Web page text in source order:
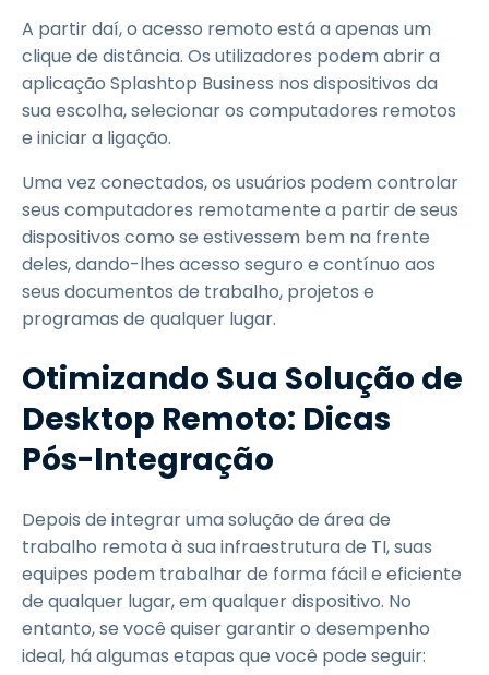
A partir daí, o acesso remoto está a apenas um
clique de distância. Os utilizadores podem abrir a
aplicação Splashtop Business nos dispositivos da
sua escolha, selecionar os computadores remotos
e iniciar a ligação.
Uma vez conectados, os usuários podem controlar
seus computadores remotamente a partir de seus
dispositivos como se estivessem bem na frente
deles, dando-lhes acesso seguro e contínuo aos
seus documentos de trabalho, projetos e
programas de qualquer lugar.
Otimizando Sua Solução de
Desktop Remoto: Dicas
Pós-Integração
Depois de integrar uma solução de área de
trabalho remota à sua infraestrutura de TI, suas
equipes podem trabalhar de forma fácil e eficiente
de qualquer lugar, em qualquer dispositivo. No
entanto, se você quiser garantir o desempenho
ideal, há algumas etapas que você pode seguir: